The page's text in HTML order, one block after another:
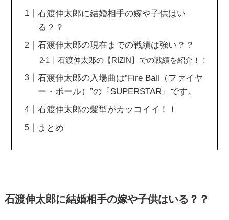
石渡伸太郎に結婚相手の嫁や子供はい
る？？
石渡伸太郎の現在までの戦績は強い？？
石渡伸太郎の【RIZIN】での戦績を紹介！！
石渡伸太郎の入場曲は”Fire Ball（ファイヤ
ー・ボール）”の『SUPERSTAR』です。
石渡伸太郎の髪型がカッコイイ！！
まとめ
石渡伸太郎に結婚相手の嫁や子供はいる？？